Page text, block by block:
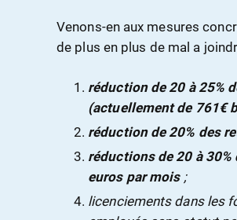
Venons-en aux mesures
de plus en plus de mal a
réduction de 20 à 25%
(actuellement de 761€
réduction de 20% des
réductions de 20 à
euros par mois;
licenciements dans les